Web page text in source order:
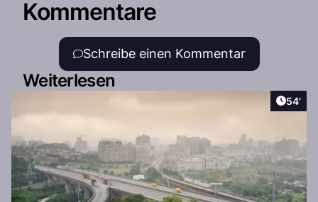
Kommentare
Schreibe einen Kommentar
Weiterlesen
54'